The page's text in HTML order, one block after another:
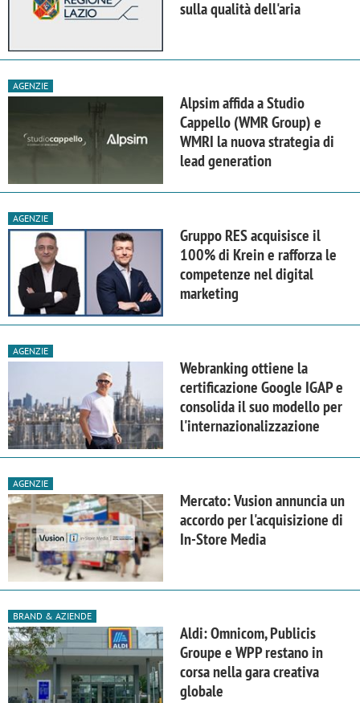
sulla qualità dell'aria
AGENZIE
Alpsim affida a Studio
Cappello (WMR Group) e
WMRI la nuova strategia di
lead generation
AGENZIE
Gruppo RES acquisisce il
100% di Krein e rafforza le
competenze nel digital
marketing
AGENZIE
Webranking ottiene la
certificazione Google IGAP e
consolida il suo modello per
l'internazionalizzazione
AGENZIE
Mercato: Vusion annuncia un
accordo per l'acquisizione di
In-Store Media
BRAND & AZIENDE
Aldi: Omnicom, Publicis
Groupe e WPP restano in
corsa nella gara creativa
globale